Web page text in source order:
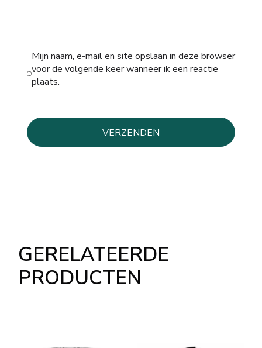
Mijn naam, e-mail en site opslaan in deze browser
voor de volgende keer wanneer ik een reactie
plaats.
GERELATEERDE
PRODUCTEN